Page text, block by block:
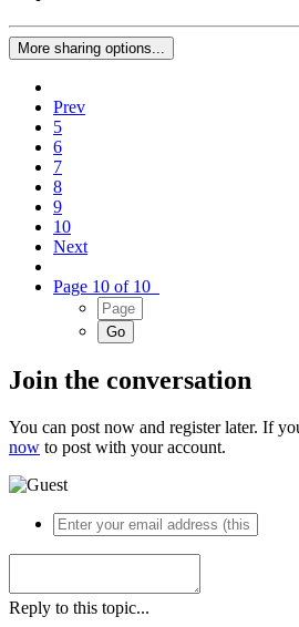
More sharing options...
Prev
5
6
7
8
9
10
Next
Page 10 of 10
Join the conversation
You can post now and register later. If
now to post with your account.
Reply to this topic...